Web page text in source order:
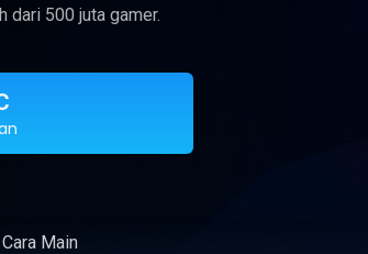
dari 500 juta gamer.
Cara Main